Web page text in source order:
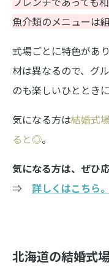
魚介類のメニューは
式場ごとに特色があ
材は異なるので、グ
のも楽しいひととき
気になる方は結婚式
ると◎。
気になる方は、ぜひ
⇒ 詳しくはこちら。
北海道の結婚式